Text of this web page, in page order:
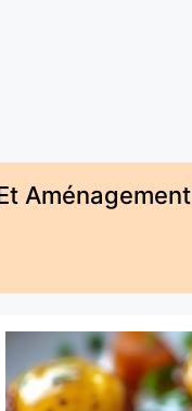
Aménagement